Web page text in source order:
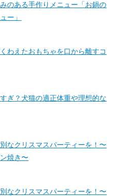
のある手作りメニュー「お鍋の
ー」
わえたおもちゃを口から離すコ
ぎ？犬猫の適正体重や理想的な
なクリスマスパーティーを！〜
焼き〜
なクリスマスパーティーを！〜